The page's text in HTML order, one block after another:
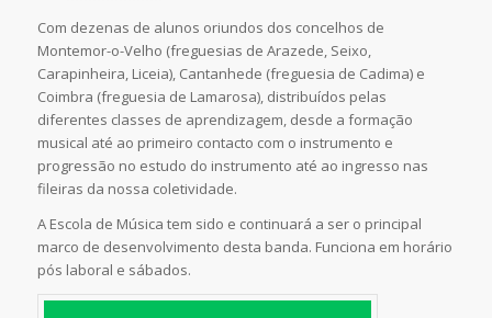
Com dezenas de alunos oriundos dos concelhos de
Montemor-o-Velho (freguesias de Arazede, Seixo,
Carapinheira, Liceia), Cantanhede (freguesia de Cadima) e
Coimbra (freguesia de Lamarosa), distribuídos pelas
diferentes classes de aprendizagem, desde a formação
musical até ao primeiro contacto com o instrumento e
progressão no estudo do instrumento até ao ingresso nas
fileiras da nossa coletividade.
A Escola de Música tem sido e continuará a ser o principal
marco de desenvolvimento desta banda. Funciona em horário
pós laboral e sábados.